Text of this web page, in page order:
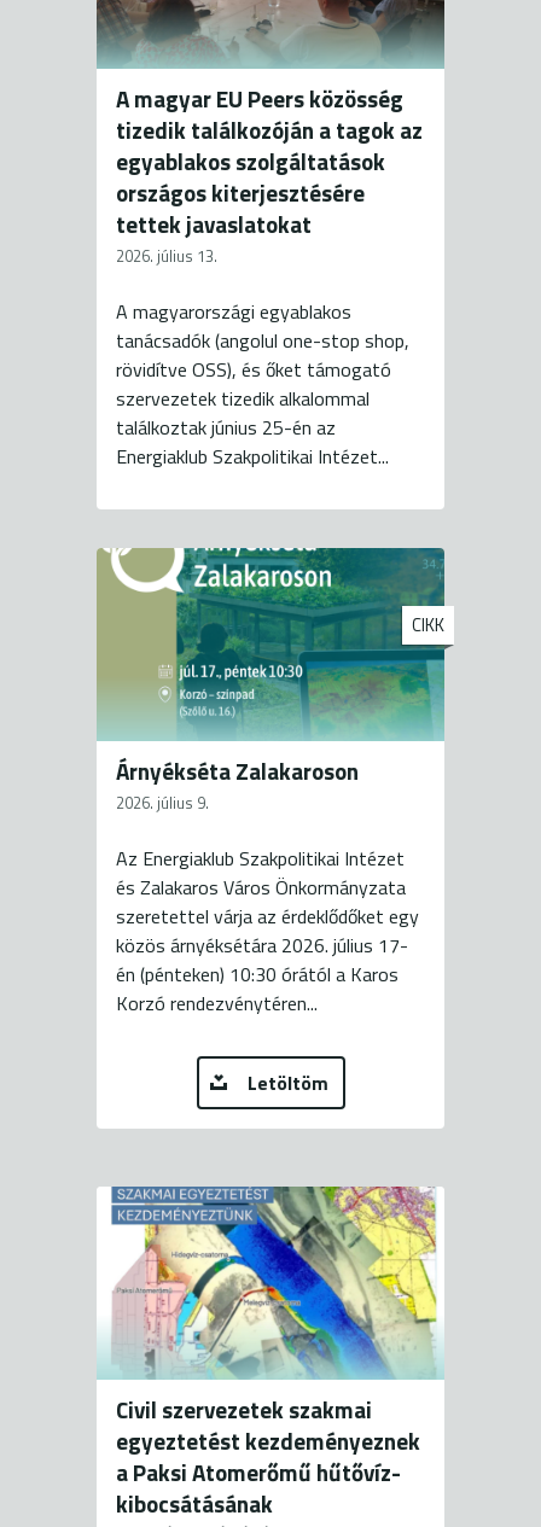
A magyar EU Peers közösség
tizedik találkozóján a tagok az
egyablakos szolgáltatások
országos kiterjesztésére
tettek javaslatokat
2026. július 13.
A magyarországi egyablakos
tanácsadók (angolul one-stop shop,
rövidítve OSS), és őket támogató
szervezetek tizedik alkalommal
találkoztak június 25-én az
Energiaklub Szakpolitikai Intézet...
CIKK
Árnyékséta Zalakaroson
2026. július 9.
Az Energiaklub Szakpolitikai Intézet
és Zalakaros Város Önkormányzata
szeretettel várja az érdeklődőket egy
közös árnyéksétára 2026. július 17-
én (pénteken) 10:30 órától a Karos
Korzó rendezvénytéren...
Letöltöm
Civil szervezetek szakmai
egyeztetést kezdeményeznek
a Paksi Atomerőmű hűtővíz-
kibocsátásának